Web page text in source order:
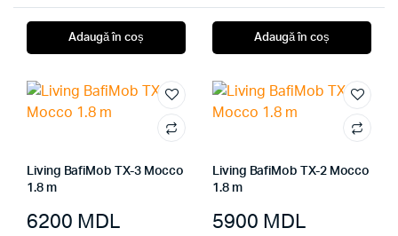
Adaugă în coș Adaugă în coș
Living BafiMob TX-3 Mocco
1.8 m
6200 MDL
Living BafiMob TX-2 Mocco
1.8 m
5900 MDL